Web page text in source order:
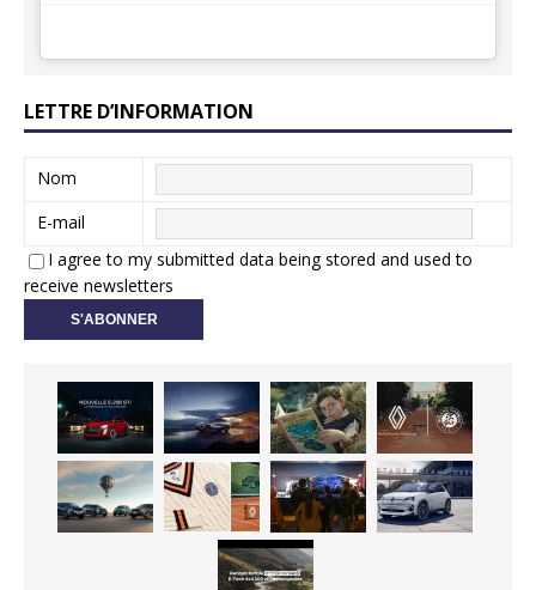
LETTRE D’INFORMATION
Nom
E-mail
I agree to my submitted data being stored and used to
receive newsletters